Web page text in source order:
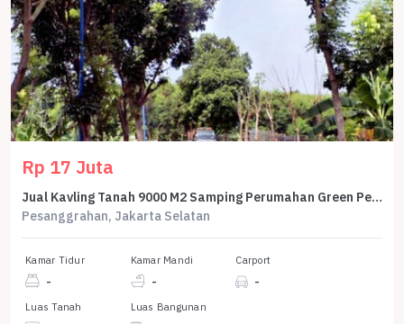
Rp 17 Juta
Jual Kavling Tanah 9000 M2 Samping Perumahan Green Permata Pesanggrahan Ulujami Jakarta Selatan
Pesanggrahan, Jakarta Selatan
Kamar Tidur
-
Kamar Mandi
-
Carport
-
Luas Tanah Luas Bangunan